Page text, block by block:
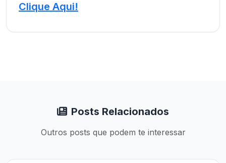
Clique Aqui!
Posts Relacionados
Outros posts que podem te interessar